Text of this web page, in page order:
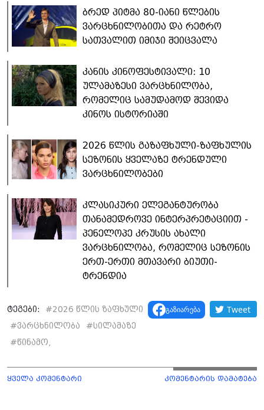
ბრედ პიტმა 80-იანი წლების
ვარცხნილობითა და რეტრო
სათვალით იმიჯი შეიცვალა
კანის კინოფესტივალი: 10
ულამაზესი ვარცხნილობა,
რომელიც სამუდამოდ შევიდა
კინოს ისტორიაში
​2026 წლის გაზაფხული-ზაფხულის
სეზონის ყველაზე ტრენდული
ვარცხნილობები
კლასიკური ელეგანტურობა
თანამედროვე ინტერპრეტაციით -
პენელოპე კრუსის ახალი
ვარცხნილობა, რომელიც სეზონის
ერთ-ერთი მთავარი ბიუთი-
ტრენდია
ტეგები: #2026 წლის ზაფხული
#ვარცხნილობა #სილამაზე
#წინამო,
გაზიარება Tweet
ყველა კომენტარი კომენტარის დამატება